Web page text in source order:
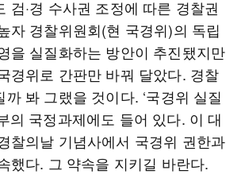
검·경 수사권 조정에 따른 경찰권
자 경찰위원회(현 국경위)의 독립
을 실질화하는 방안이 추진됐지만
경위로 간판만 바꿔 달았다. 경찰
봐 그랬을 것이다. ‘국경위 실질
의 국정과제에도 들어 있다. 이 대
찰의날 기념사에서 국경위 권한과
했다. 그 약속을 지키길 바란다.